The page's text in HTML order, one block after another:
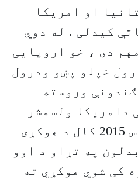
او امریکا
کیدلی . له دوي
دی ، خو اروپایی
خپلو پښو ودرول
وروسته
دامریکا ولسمشر
ډونلډ ترمپ د پاریس 2015 کال د هوکړی
په تړاو د اوو
کی شوي هوکړي ته